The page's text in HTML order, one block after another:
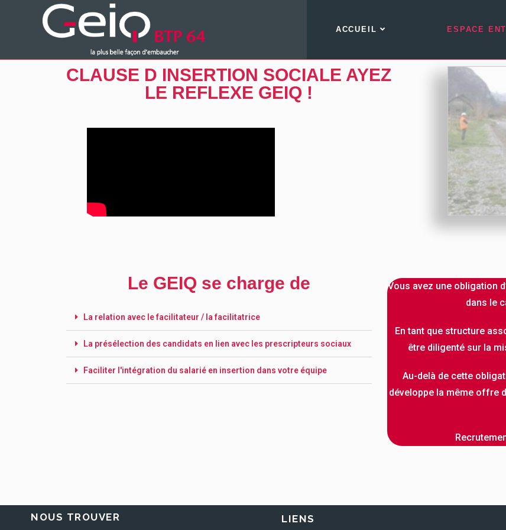
ACCUEIL ESPACE
CLAUSE D INSERTION SOCIALE AYEZ
LE REFLEXE GEIQ !
Le GEIQ se charge de
La relation avec le facilitateur / la facilitatrice
La présélection des candidats en lien avec les prescripteurs sociaux
Faciliter l'intégration du salarié en insertion dans votre équipe
Vous avez une obligation
dans le
En tant que structure
être diligenté sur la
Au-delà de cette
développe la même offre
NOUS TROUVER LIENS